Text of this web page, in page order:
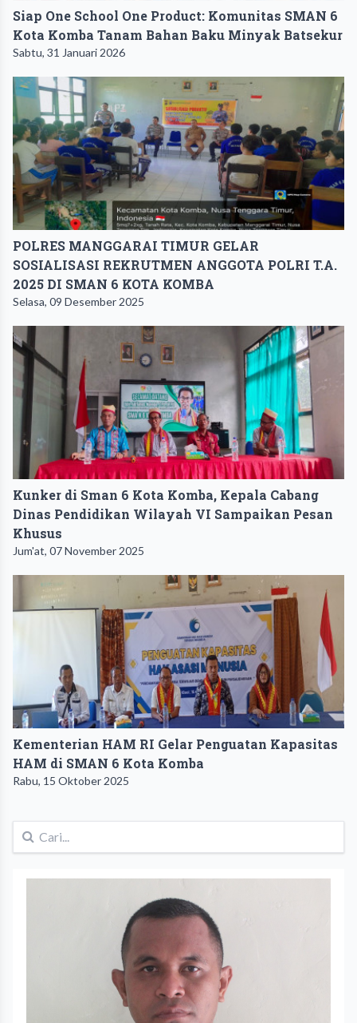
Siap One School One Product: Komunitas SMAN 6
Kota Komba Tanam Bahan Baku Minyak Batsekur
Sabtu, 31 Januari 2026
POLRES MANGGARAI TIMUR GELAR
SOSIALISASI REKRUTMEN ANGGOTA POLRI T.A.
2025 DI SMAN 6 KOTA KOMBA
Selasa, 09 Desember 2025
Kunker di Sman 6 Kota Komba, Kepala Cabang
Dinas Pendidikan Wilayah VI Sampaikan Pesan
Khusus
Jum'at, 07 November 2025
Kementerian HAM RI Gelar Penguatan Kapasitas
HAM di SMAN 6 Kota Komba
Rabu, 15 Oktober 2025